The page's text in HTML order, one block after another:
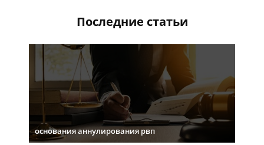
Последние статьи
основания аннулирования рвп